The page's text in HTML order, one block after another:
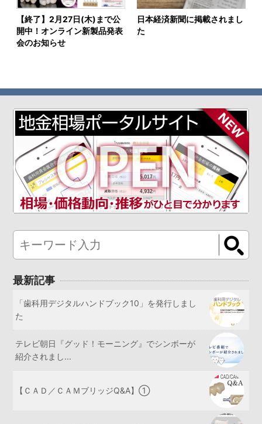
【終了】2月27日(木)まで公
開中！オンライン新製品発表
会のお知らせ
日本経済新聞に掲載されまし
た
最新記事
「歯科用デジタルハンドブック10」を発行しまし
た
テレビ朝日『グッド！モーニング』でシンボーが
紹介されまし...
【ＣＡＤ／ＣＡＭブリッジQ&A】①